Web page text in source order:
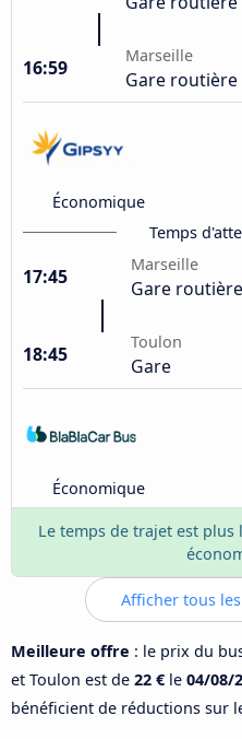
16:59
Marseille
Gare routière
Économique
Temps
17:45
Marseille
Gare
18:45
Toulon
Gare
Économique
Le temps de trajet est
Afficher tous
Meilleure offre : le prix du
et Toulon est de 22 € le 04/08/
bénéficient de réductions sur